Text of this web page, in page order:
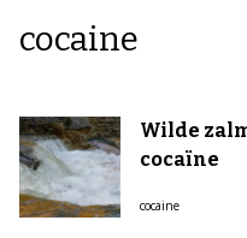
cocaine
Wilde
cocaïne
cocaine